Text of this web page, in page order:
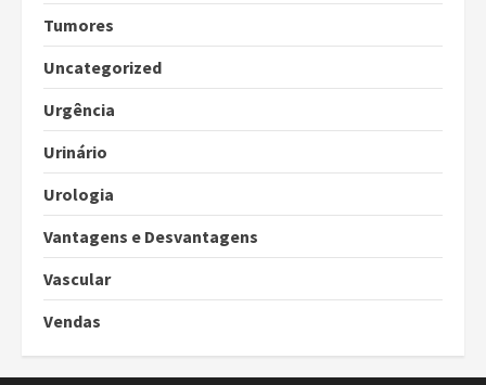
Tumores
Uncategorized
Urgência
Urinário
Urologia
Vantagens e Desvantagens
Vascular
Vendas